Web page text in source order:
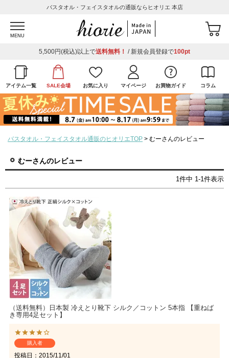
バスタオル・フェイスタオルの通販ならヒオリエ 本店
MENU
5,500円(税込)以上で送料無料！ / 新規会員登録で100pt
アイテム一覧 SALE会場 お気に入り マイページ お買物ガイド コラム
バスタオル・フェイスタオル通販のヒオリエTOP むーさんのレビュー
むーさんのレビュー
1件中 1-1件表示
（送料無料）日本製 冷えとり靴下 シルク／コットン 5本指 【重ねば
き専用4足セット】
購入者
投稿日 2015/11/01